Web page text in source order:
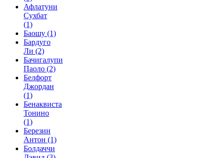
Афлатуни
Сухбат
(1)
Баошу (1)
Бардуго
Ли (2)
Бачигалупи
Паоло (2)
Белфорт
Джордан
(1)
Бенаквиста
Тонино
(1)
Березин
Антон (1)
Болдаччи